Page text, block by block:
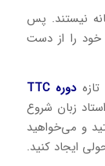
نیستند. پس
را از دست
تازهدوره TTC
زبان شروع
و می‌خواهید
ایجاد کنید.